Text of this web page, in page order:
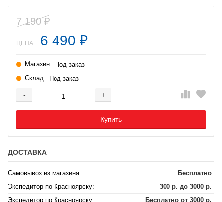
7 190₽
ЦЕНА: 6 490 ₽
Магазин: Под заказ
Склад: Под заказ
- +
Добавляется...
Купить
Добавлен
ДОСТАВКА
Самовывоз из магазина:
Бесплатно
Экспедитор по Красноярску:
300 р. до 3000 р.
Экспедитор по Красноярску:
Бесплатно от 3000 р.